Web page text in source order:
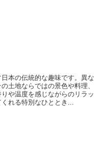
本の伝統的な趣味です。異な
土地ならではの景色や料理、
や温度を感じながらのリラッ
れる特別なひととき...